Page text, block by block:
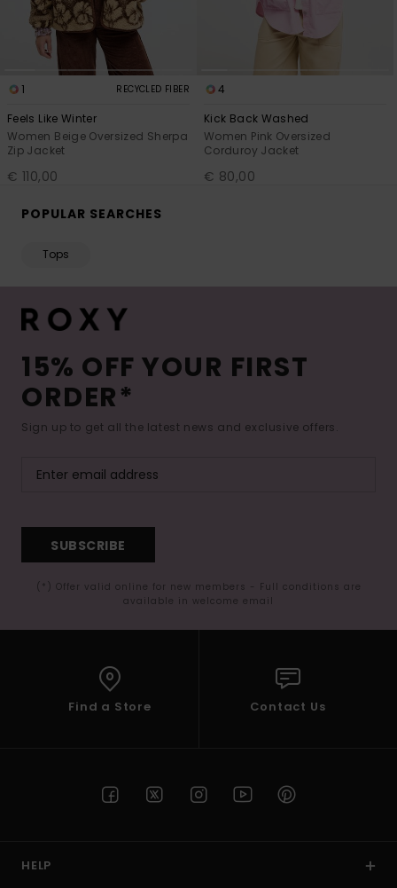
1 RECYCLED FIBER
Feels Like Winter
Women Beige Oversized Sherpa
Zip Jacket
€ 110,00
4
Kick Back Washed
Women Pink Oversized
Corduroy Jacket
€ 80,00
POPULAR SEARCHES
Tops
15% OFF YOUR FIRST
ORDER*
Sign up to get all the latest news and exclusive offers.
SUBSCRIBE
(*) Offer valid online for new members - Full conditions are
available in welcome email
Find a Store Contact Us
HELP